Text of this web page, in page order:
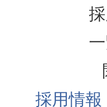
採用情